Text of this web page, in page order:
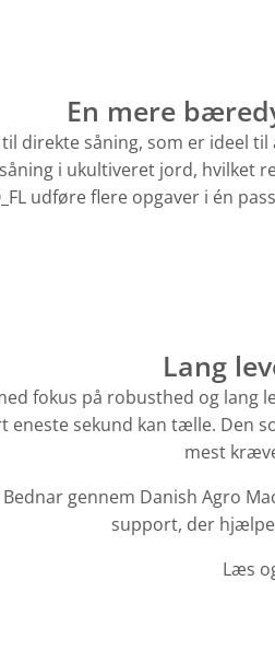
En mere
direkte såning, som er ideel
i ukultiveret jord,
udføre flere opgaver i én
Lang
fokus på robusthed og
sekund kan tælle. Den
mest
gennem Danish Agro
support, der
Læs